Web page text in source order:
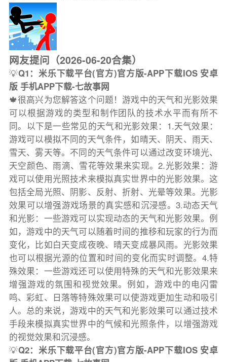
网友提问（2026-06-20合集）
💡Q1：米乐下载平台(官方)官方版-APP下载IOS 安卓
版 手机APP下载-七故事网
🍁很高兴为您解答这个问题！游戏中的天气和光影效果
可以根据游戏的类型和制作团队的技术水平而有所不
同。以下是一些常见的天气和光影效果：1.天气效果：
游戏可以模拟不同的天气条件，如晴天、阴天、雨天、
雪天、雾天等。不同的天气条件可以通过改变环境光、
天空颜色、雨滴、雪花等效果来实现。2.光影效果：游
戏可以使用光照技术来模拟真实世界中的光影效果。这
包括全局光照、阴影、反射、折射、光晕等效果。光影
效果可以增强游戏场景的真实感和沉浸感。3.动态天气
和光影：一些游戏可以实现动态的天气和光影效果。例
如，游戏中的天气可以随着时间的推移和玩家的行为而
变化，比如白天变成夜晚、晴天变成暴风雨。光影效果
也可以根据光源的位置和时间的变化而实时调整。4.特
殊效果：一些游戏还可以使用特殊的天气和光影效果来
增强游戏的氛围和视觉效果。例如，游戏中的电闪雷
鸣、彩虹、日落等特殊效果可以使游戏更加生动和吸引
人。总的来说，游戏中的天气和光影效果可以通过技术
手段来模拟真实世界中的气候和光照条件，以增强游戏
的视觉效果和沉浸感。
💡Q2：米乐下载平台(官方)官方版-APP下载IOS 安卓